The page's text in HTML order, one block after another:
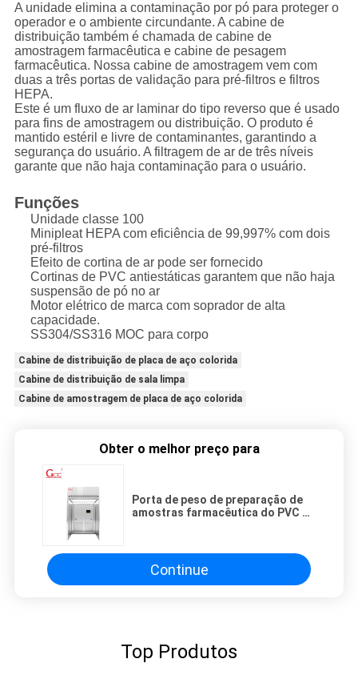
A unidade elimina a contaminação por pó para proteger o
operador e o ambiente circundante. A cabine de
distribuição também é chamada de cabine de
amostragem farmacêutica e cabine de pesagem
farmacêutica. Nossa cabine de amostragem vem com
duas a três portas de validação para pré-filtros e filtros
HEPA.
Este é um fluxo de ar laminar do tipo reverso que é usado
para fins de amostragem ou distribuição. O produto é
mantido estéril e livre de contaminantes, garantindo a
segurança do usuário. A filtragem de ar de três níveis
garante que não haja contaminação para o usuário.
Funções
Unidade classe 100
Minipleat HEPA com eficiência de 99,997% com dois
pré-filtros
Efeito de cortina de ar pode ser fornecido
Cortinas de PVC antiestáticas garantem que não haja
suspensão de pó no ar
Motor elétrico de marca com soprador de alta
capacidade.
SS304/SS316 MOC para corpo
Cabine de distribuição de placa de aço colorida
Cabine de distribuição de sala limpa
Cabine de amostragem de placa de aço colorida
Obter o melhor preço para
Porta de peso de preparação de
amostras farmacêutica do PVC da
Continue
Top Produtos